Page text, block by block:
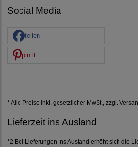
Social Media
teilen
pin it
* Alle Preise inkl. gesetzlicher MwSt., zzgl.
Lieferzeit ins Ausland
*2 Bei Lieferungen ins Ausland erhöht sich die